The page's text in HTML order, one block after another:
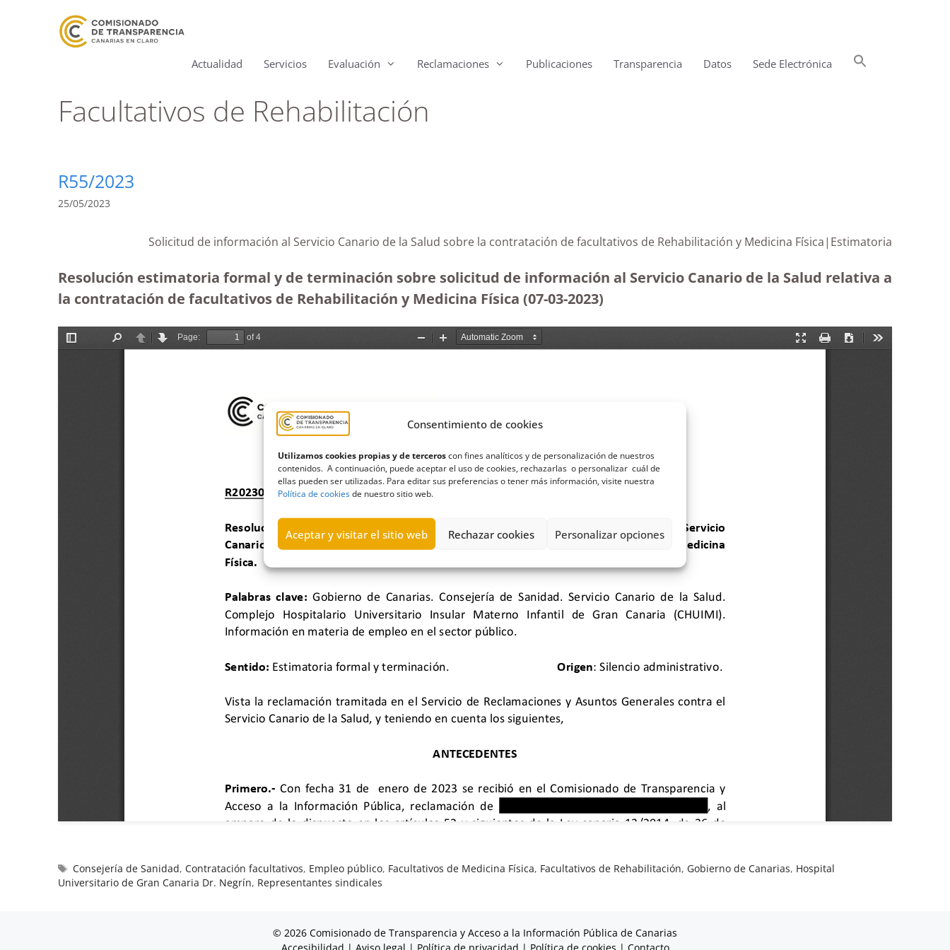
Consentimiento de cookies
Utilizamos cookies propias y de terceroscon fines analíticos y de personalización de nuestros
contenidos. A continuación, puede aceptar el uso de cookies, rechazarlas o personalizar cuál de
ellas pueden ser utilizadas. Para editar sus preferencias o tener más información, visite nuestra
Política de cookiesde nuestro sitio web.
Aceptar y visitar el sitio web Rechazar cookies Personalizar opciones
Actualidad Servicios Evaluación Reclamaciones Publicaciones Transparencia Datos Sede Electrónica
Facultativos de Rehabilitación
R55/2023
25/05/2023
Solicitud de información al Servicio Canario de la Salud sobre la contratación de facultativos de Rehabilitación y Medicina Física|Estimatoria
Resolución estimatoria formal y de terminación sobre solicitud de información al Servicio Canario de la Salud relativa a
la contratación de facultativos de Rehabilitación y Medicina Física (07-03-2023)
Consejería de Sanidad,Contratación facultativos, Empleo público, Facultativos de Medicina Física, Facultativos de Rehabilitación, Gobierno de Canarias, Hospital
Universitario de Gran Canaria Dr. Negrín, Representantes sindicales
© 2026 Comisionado de Transparencia y Acceso a la Información Pública de Canarias